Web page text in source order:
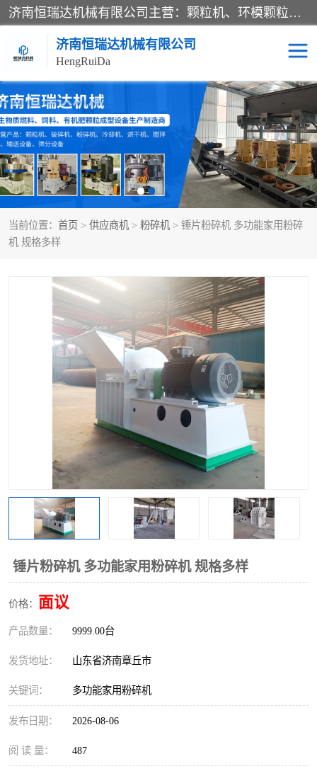
济南恒瑞达机械有限公司主营：颗粒机、环模颗粒机、平模颗粒机、粉碎机、滚筒筛分机、冷却机、颗粒燃烧机、生物质颗粒机、木屑颗粒机、秸秆颗粒机、饲料颗粒机、燃料颗粒机、木材粉碎机、秸秆粉碎机、饲料粉碎机、颗粒冷却机、锯末滚筒筛、锤片粉碎机、滚筒筛、搅拌机等产品。
济南恒瑞达机械有限公司
HengRuiDa
当前位置： 首页 > 供应商机 > 粉碎机 > 锤片粉碎机 多功能家用粉碎
机 规格多样
锤片粉碎机 多功能家用粉碎机 规格多样
价格： 面议
产品数量： 9999.00台
发货地址： 山东省济南章丘市
关键词： 多功能家用粉碎机
发布日期： 2026-08-06
阅 读 量： 487
颗粒机 环模颗粒机
平模颗粒机 生物质颗粒机
秸秆颗粒机 饲料颗粒机
燃料颗粒机 木屑颗粒机
木材粉碎机 锤片粉碎机
搅拌机 冷却机
颗粒冷却机 颗粒燃烧机
滚筒筛分机
锯末滚筒筛